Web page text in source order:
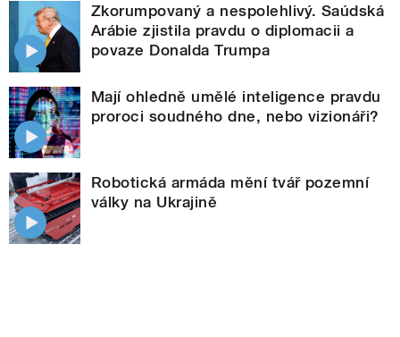
Zkorumpovaný a nespolehlivý. Saúdská
Arábie zjistila pravdu o diplomacii a
povaze Donalda Trumpa
Mají ohledně umělé inteligence pravdu
proroci soudného dne, nebo vizionáři?
Robotická armáda mění tvář pozemní
války na Ukrajině